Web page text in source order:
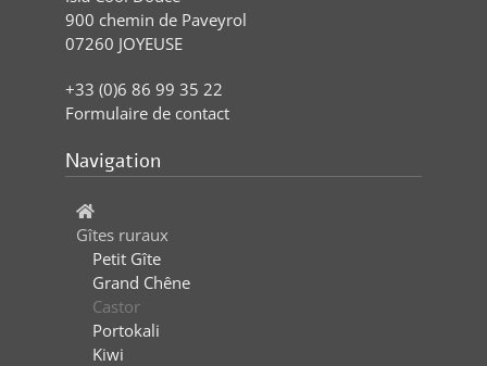
900 chemin de Paveyrol
07260 JOYEUSE
+33 (0)6 86 99 35 22
Formulaire de contact
Navigation
Gîtes ruraux
Petit Gîte
Grand Chêne
Castor
Portokali
Kiwi